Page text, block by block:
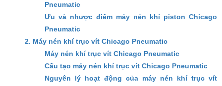
Pneumatic
Ưu và nhược điểm máy nén khí piston Chicago
Pneumatic
2. Máy nén khí trục vít Chicago Pneumatic
Máy nén khí trục vít Chicago Pneumatic
Cấu tạo máy nén khí trục vít Chicago Pneumatic
Nguyên lý hoạt động của máy nén khí trục vít